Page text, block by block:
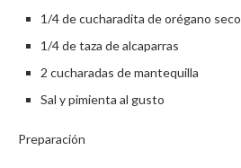
1/4 de cucharadita de orégano seco
1/4 de taza de alcaparras
2 cucharadas de mantequilla
Sal y pimienta al gusto
Preparación